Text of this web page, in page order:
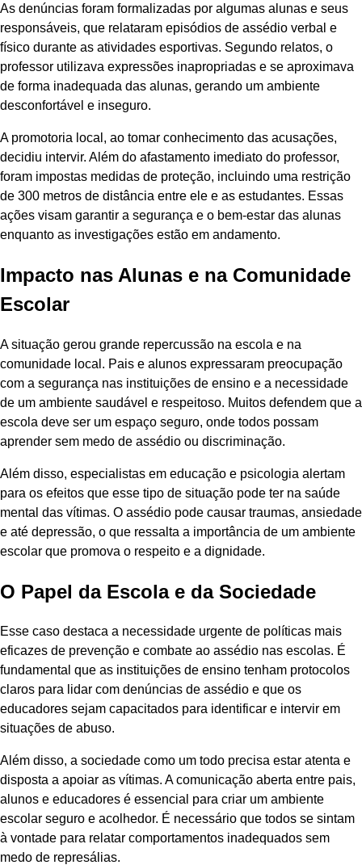
As denúncias foram formalizadas por algumas alunas e seus
responsáveis, que relataram episódios de assédio verbal e
físico durante as atividades esportivas. Segundo relatos, o
professor utilizava expressões inapropriadas e se aproximava
de forma inadequada das alunas, gerando um ambiente
desconfortável e inseguro.
A promotoria local, ao tomar conhecimento das acusações,
decidiu intervir. Além do afastamento imediato do professor,
foram impostas medidas de proteção, incluindo uma restrição
de 300 metros de distância entre ele e as estudantes. Essas
ações visam garantir a segurança e o bem-estar das alunas
enquanto as investigações estão em andamento.
Impacto nas Alunas e na Comunidade
Escolar
A situação gerou grande repercussão na escola e na
comunidade local. Pais e alunos expressaram preocupação
com a segurança nas instituições de ensino e a necessidade
de um ambiente saudável e respeitoso. Muitos defendem que a
escola deve ser um espaço seguro, onde todos possam
aprender sem medo de assédio ou discriminação.
Além disso, especialistas em educação e psicologia alertam
para os efeitos que esse tipo de situação pode ter na saúde
mental das vítimas. O assédio pode causar traumas, ansiedade
e até depressão, o que ressalta a importância de um ambiente
escolar que promova o respeito e a dignidade.
O Papel da Escola e da Sociedade
Esse caso destaca a necessidade urgente de políticas mais
eficazes de prevenção e combate ao assédio nas escolas. É
fundamental que as instituições de ensino tenham protocolos
claros para lidar com denúncias de assédio e que os
educadores sejam capacitados para identificar e intervir em
situações de abuso.
Além disso, a sociedade como um todo precisa estar atenta e
disposta a apoiar as vítimas. A comunicação aberta entre pais,
alunos e educadores é essencial para criar um ambiente
escolar seguro e acolhedor. É necessário que todos se sintam
à vontade para relatar comportamentos inadequados sem
medo de represálias.